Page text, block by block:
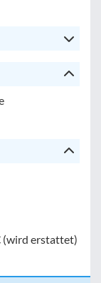
(wird erstattet)